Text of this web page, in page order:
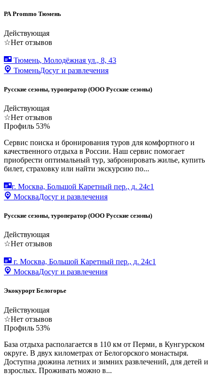
РА Prommo Тюмень
Действующая
☆Нет отзывов
Тюмень, Молодёжная ул., 8, 43
ТюменьДосуг и развлечения
Русские сезоны, туроператор (ООО Русские сезоны)
Действующая
☆Нет отзывов
Профиль 53%
Сервис поиска и бронирования туров для комфортного и
качественного отдыха в России. Наш сервис помогает
приобрести оптимальный тур, забронировать жилье, купить
билет, страховку или найти экскурсию по...
г. Москва, Большой Каретный пер., д. 24с1
МоскваДосуг и развлечения
Русские сезоны, туроператор (ООО Русские сезоны)
Действующая
☆Нет отзывов
г. Москва, Большой Каретный пер., д. 24с1
МоскваДосуг и развлечения
Экокурорт Белогорье
Действующая
☆Нет отзывов
Профиль 53%
База отдыха располагается в 110 км от Перми, в Кунгурском
округе. В двух километрах от Белогорского монастыря.
Доступна дюжина летних и зимних развлечений, для детей и
взрослых. Проживать можно в...